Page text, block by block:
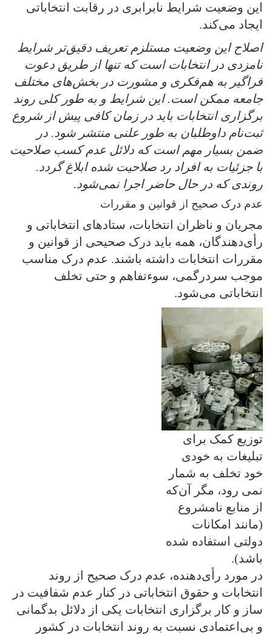
این وضعیت شرایط نابرابری در رقابت انتخاباتی
ایجاد می‌کند.
اصلاح این وضعیت مستلزم تعریف دقیق‌تر شرایط
نامزدی در انتخابات است که تنها از طریق دعوت
فراگیر به هم‌فکری و مشورت در بخش‌های مختلف
جامعه ممکن است. این شرایط و به طور کلی روند
برگزاری انتخابات باید در زمان کافی پیش از شروع
ثبت‌نام داوطلبان به طور علنی منتشر شود. در
ضمن بسیار مهم است که دلائل عدم کسب صلاحیت
با جزئیات به افراد رد صلاحیت شده ابلاغ گردد.
روندی که در حال حاضر اجرا نمی‌شود.
عدم درک صحیح از قوانین و مقررات
مجریان و ناظران انتخابات، ستادهای انتخاباتی و
رأی‌دهندگان، همه باید درک صحیحی از قوانین و
مقررات انتخابات داشته باشند. عدم درک مناسب
موجب سردرگمی، سوءتفاهم و حتی تخلف
انتخاباتی می‌شود.
توزیع کمک برای
تبلیغات به خودی
خود تخلف به شمار
نمی رود، مگر آن‌که
از منابع نامشروع
(مانند امکانات
دولتی استفاده شده
باشد).
در مورد رأی‌دهنده، عدم درک صحیح از روند
انتخابات و حقوق انتخاباتی در کنار عدم شفافیت در
ساز و کار برگزاری انتخابات یکی از دلائل بدگمانی
و بی‌اعتمادی نسبت به روند انتخابات در کشور